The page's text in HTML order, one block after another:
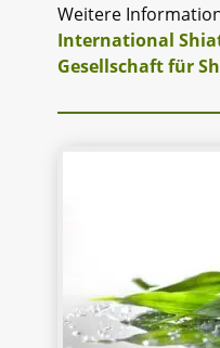
Weitere
International
Gesellschaft für